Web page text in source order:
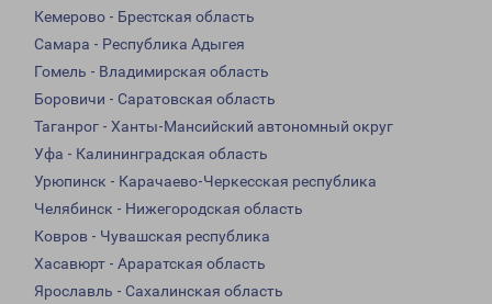
Кемерово - Брестская область
Самара - Республика Адыгея
Гомель - Владимирская область
Боровичи - Саратовская область
Таганрог - Ханты-Мансийский автономный округ
Уфа - Калининградская область
Урюпинск - Карачаево-Черкесская республика
Челябинск - Нижегородская область
Ковров - Чувашская республика
Хасавюрт - Араратская область
Ярославль - Сахалинская область